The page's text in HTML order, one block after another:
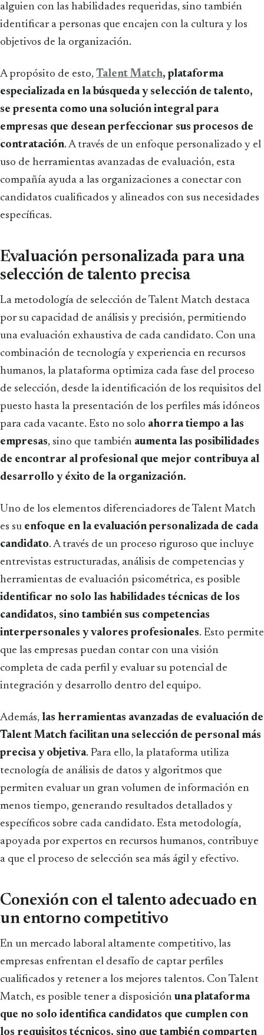
alguien con las habilidades requeridas, sino también
identificar a personas que encajen con la cultura y los
objetivos de la organización.
A propósito de esto, Talent Match, plataforma
especializada en la búsqueda y selección de talento,
se presenta como una solución integral para
empresas que desean perfeccionar sus procesos de
contratación. A través de un enfoque personalizado y el
uso de herramientas avanzadas de evaluación, esta
compañía ayuda a las organizaciones a conectar con
candidatos cualificados y alineados con sus necesidades
específicas.
Evaluación personalizada para una
selección de talento precisa
La metodología de selección de Talent Match destaca
por su capacidad de análisis y precisión, permitiendo
una evaluación exhaustiva de cada candidato. Con una
combinación de tecnología y experiencia en recursos
humanos, la plataforma optimiza cada fase del proceso
de selección, desde la identificación de los requisitos del
puesto hasta la presentación de los perfiles más idóneos
para cada vacante. Esto no solo ahorra tiempo a las
empresas, sino que también aumenta las posibilidades
de encontrar al profesional que mejor contribuya al
desarrollo y éxito de la organización.
Uno de los elementos diferenciadores de Talent Match
es su enfoque en la evaluación personalizada de cada
candidato. A través de un proceso riguroso que incluye
entrevistas estructuradas, análisis de competencias y
herramientas de evaluación psicométrica, es posible
identificar no solo las habilidades técnicas de los
candidatos, sino también sus competencias
interpersonales y valores profesionales. Esto permite
que las empresas puedan contar con una visión
completa de cada perfil y evaluar su potencial de
integración y desarrollo dentro del equipo.
Además, las herramientas avanzadas de evaluación de
Talent Match facilitan una selección de personal más
precisa y objetiva. Para ello, la plataforma utiliza
tecnología de análisis de datos y algoritmos que
permiten evaluar un gran volumen de información en
menos tiempo, generando resultados detallados y
específicos sobre cada candidato. Esta metodología,
apoyada por expertos en recursos humanos, contribuye
a que el proceso de selección sea más ágil y efectivo.
Conexión con el talento adecuado en
un entorno competitivo
En un mercado laboral altamente competitivo, las
empresas enfrentan el desafío de captar perfiles
cualificados y retener a los mejores talentos. Con Talent
Match, es posible tener a disposiciónuna plataforma
que no solo identifica candidatos que cumplen con
los requisitos técnicos, sino que también comparten